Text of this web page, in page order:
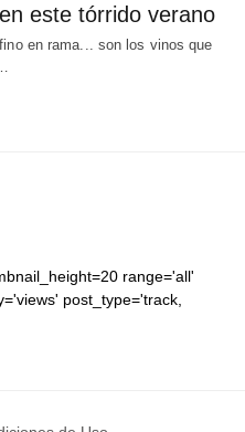
este tórrido verano
en rama... son los vinos que
range='all'
post_type='track,